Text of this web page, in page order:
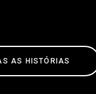
AS HISTÓRIAS